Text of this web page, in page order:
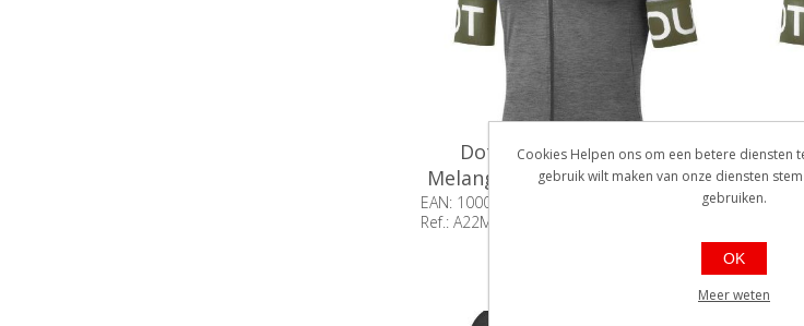
Dotout trui k.m Spin 865
Melange Dark Grey - Green / M°
EAN: 1000000330830
Ref.: A22M071865
EAN:
Cookies Helpen ons om een betere diensten
gebruik wilt maken van onze diensten
gebruiken.
OK
Meer weten